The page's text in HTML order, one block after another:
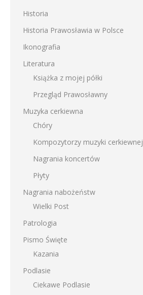
Historia
Historia Prawosławia w Polsce
Ikonografia
Literatura
Książka z mojej półki
Przegląd Prawosławny
Muzyka cerkiewna
Chóry
Kompozytorzy muzyki cerkiewnej
Nagrania koncertów
Płyty
Nagrania nabożeństw
Wielki Post
Patrologia
Pismo Święte
Kazania
Podlasie
Ciekawe Podlasie